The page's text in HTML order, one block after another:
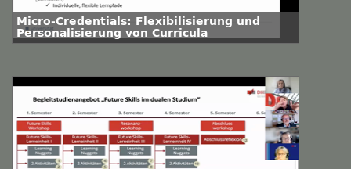
Micro-Credentials: Flexibilisierung und
Personalisierung von Curricula